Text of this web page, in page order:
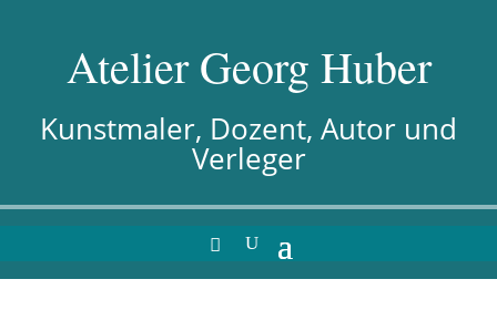
Atelier Georg Huber
Kunstmaler, Dozent, Autor und
Verleger